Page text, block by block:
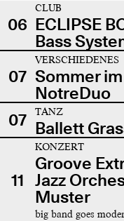
06
CLUB
ECLIPSE
Bass
07
VERSCHIEDENES
Sommer
NotreDuo
07
TANZ
Ballett
11
KONZERT
Groove
Jazz
Muster
big band goes